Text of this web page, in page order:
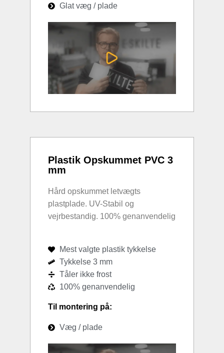
Glat væg / plade
Plastik Opskummet PVC 3
mm
Hård opskummet letvægts
plastplade. UV-Stabil og
vejrbestandig. 100% genanvendelig
Mest valgte plastik tykkelse
Tykkelse 3 mm
Tåler ikke frost
100% genanvendelig
Til montering på:
Væg / plade